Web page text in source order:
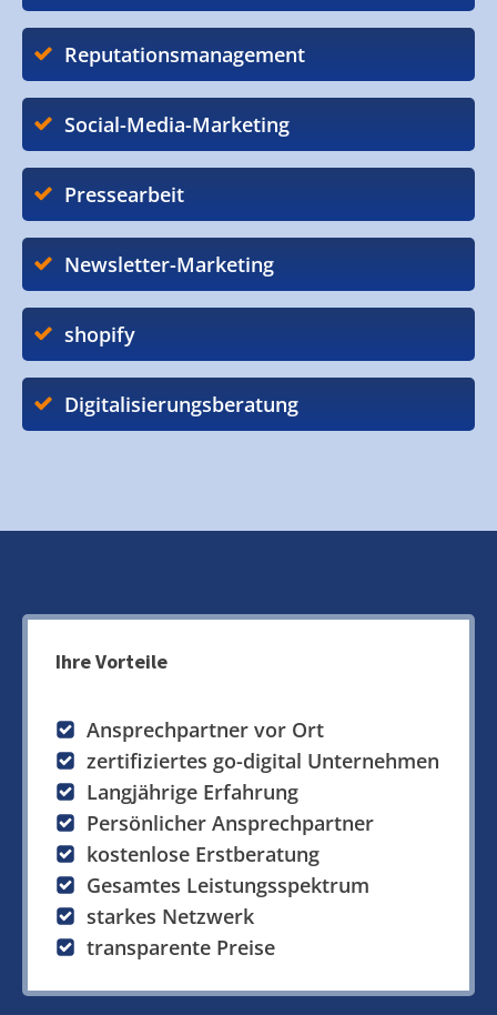
Reputationsmanagement
Social-Media-Marketing
Pressearbeit
Newsletter-Marketing
shopify
Digitalisierungsberatung
Ihre Vorteile
Ansprechpartner vor Ort
zertifiziertes go-digital Unternehmen
Langjährige Erfahrung
Persönlicher Ansprechpartner
kostenlose Erstberatung
Gesamtes Leistungsspektrum
starkes Netzwerk
transparente Preise